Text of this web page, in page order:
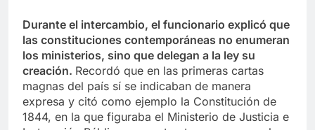
Durante el intercambio, el funcionario explicó que
las constituciones contemporáneas no enumeran
los ministerios, sino que delegan a la ley su
creación. Recordó que en las primeras cartas
magnas del país sí se indicaban de manera
expresa y citó como ejemplo la Constitución de
1844, en la que figuraba el Ministerio de Justicia e